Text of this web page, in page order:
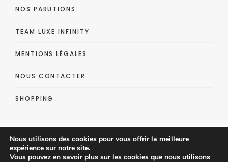
NOS PARUTIONS
TEAM LUXE INFINITY
MENTIONS LÉGALES
NOUS CONTACTER
SHOPPING
Nous utilisons des cookies pour vous offrir la meilleure
expérience sur notre site.
Vous pouvez en savoir plus sur les cookies que nous utilisons